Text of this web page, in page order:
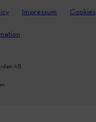
Impressum Cookies
AB